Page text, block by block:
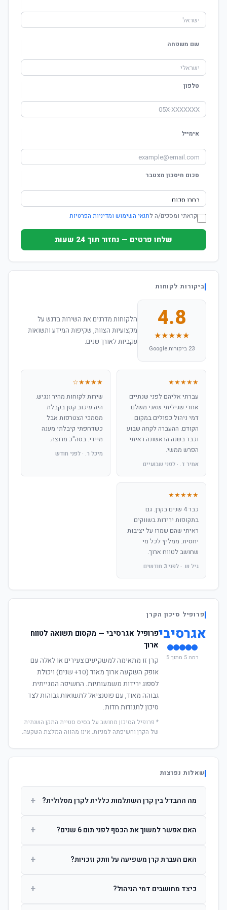
שם משפחה
טלפון
אימייל
סכום חיסכון מצטבר
קראתי ומסכים/ה לתנאי השימוש ומדיניות הפרטיות
שלחו פרטים — נחזור תוך 24 שעות
ביקורות לקוחות
4.8
★★★★★
23 ביקורות Google
הלקוחות מדרגים את השירות בדגש על
מקצועיות הצוות, שקיפות המידע ותשואות
עקביות לאורך שנים.
★★★★★
עברתי אליהם לפני שנתיים
אחרי שגיליתי שאני משלם
דמי ניהול כפולים במקום
הקודם. ההעברה לקחה שבוע
וכבר בשנה הראשונה ראיתי
הפרש ממשי.
אמיר ד. · לפני שבועיים
★★★★☆
שירות לקוחות מהיר ונגיש.
היה עיכוב קטן בקבלת
מסמכי הצטרפות אבל
כשדחפתי קיבלתי מענה
מיידי. בסה"כ מרוצה.
מיכל ר. · לפני חודש
★★★★★
כבר 4 שנים בקרן. גם
בתקופות ירידות בשווקים
ראיתי שהם שמרו על יציבות
יחסית. ממליץ לכל מי
שחושב לטווח ארוך.
גיל ש. · לפני 3 חודשים
פרופיל סיכון הקרן
אגרסיבי
רמה 5 מתוך 5
פרופיל אגרסיבי — מקסום תשואה לטווח
ארוך
קרן זו מתאימה למשקיעים צעירים או לאלה עם
אופק השקעה ארוך מאוד (10+ שנים) ויכולת
לספוג ירידות משמעותיות. החשיפה המנייתית
גבוהה מאוד, עם פוטנציאל לתשואות גבוהות לצד
סיכון לתנודות חדות.
* פרופיל הסיכון מחושב על בסיס סטיית התקן השנתית
של הקרן וחשיפתה למניות. אינו מהווה המלצת השקעה.
שאלות נפוצות
מה ההבדל בין קרן השתלמות כללית לקרן מסלולית? +
ההשקעות. קרן מסלולית עוקבת אחרי מדד ספציפי ומאפשרת
האם אפשר למשוך את הכסף לפני תום 6 שנים? +
הרווחים. לאחר 6 שנים ניתן למשוך פטור ממס עד לתקרה
האם העברת קרן משפיעה על וותק וזכויות? +
החברות. הוותק ממשיך להיספר מיום ההפקדה הראשונה.
כיצד מחושבים דמי הניהול? +